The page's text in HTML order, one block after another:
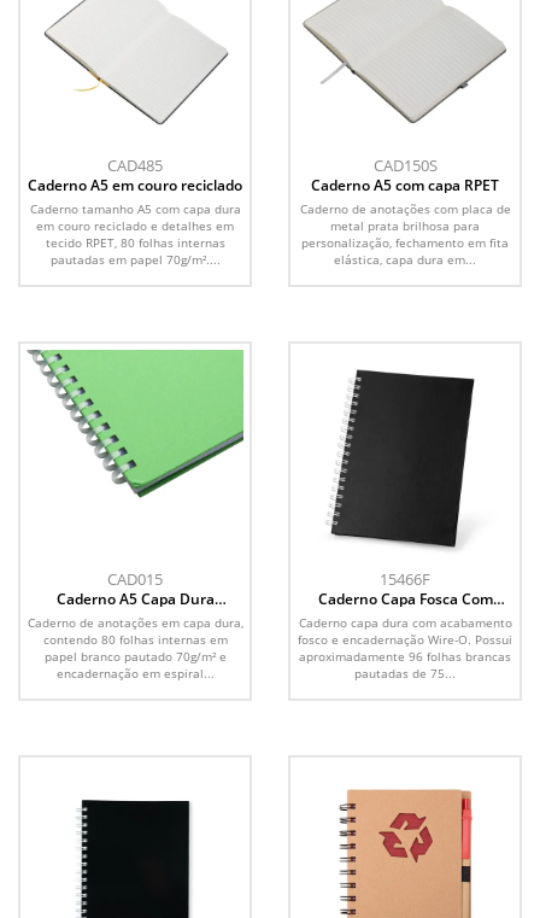
CAD485
Caderno A5 em couro reciclado
Caderno tamanho A5 com capa dura
em couro reciclado e detalhes em
tecido RPET, 80 folhas internas
pautadas em papel 70g/m²....
CAD150S
Caderno A5 com capa RPET
Caderno de anotações com placa de
metal prata brilhosa para
personalização, fechamento em fita
elástica, capa dura em...
CAD015
Caderno A5 Capa Dura
(21x14,5)
Caderno de anotações em capa dura,
contendo 80 folhas internas em
papel branco pautado 70g/m² e
encadernação em espiral...
15466F
Caderno Capa Fosca Com
Pauta
Caderno capa dura com acabamento
fosco e encadernação Wire-O. Possui
aproximadamente 96 folhas brancas
pautadas de 75...